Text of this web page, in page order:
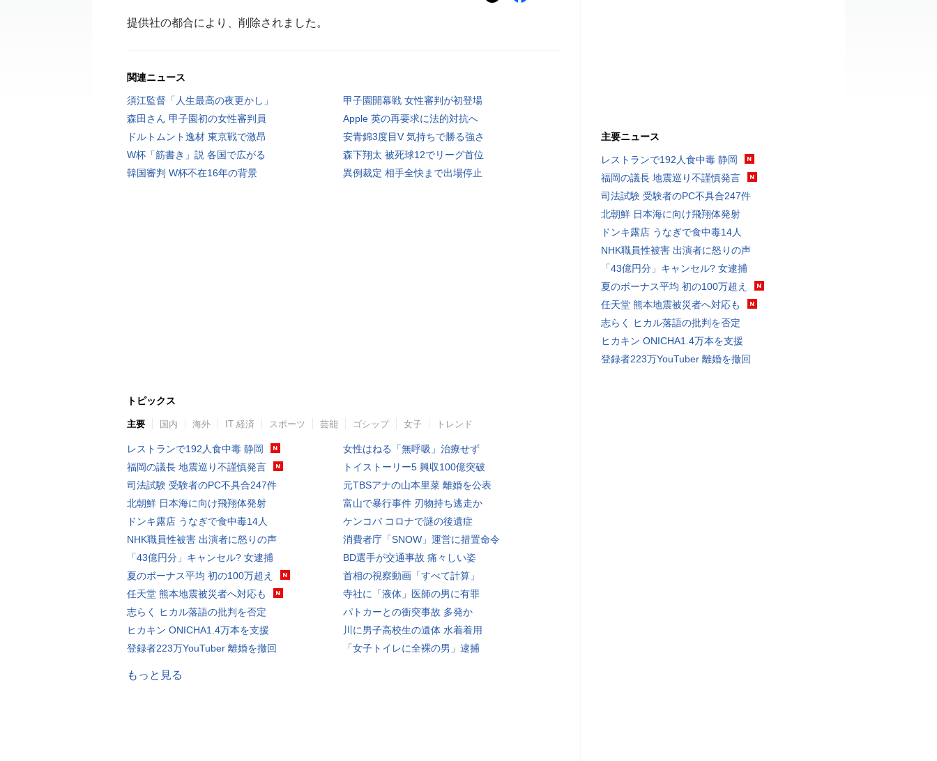
提供社の都合により、削除されました。
関連ニュース
須江監督「人生最高の夜更かし」
甲子園開幕戦 女性審判が初登場
森田さん 甲子園初の女性審判員
Apple 英の再要求に法的対抗へ
ドルトムント逸材 東京戦で激昂
安青錦3度目V 気持ちで勝る強さ
W杯「筋書き」説 各国で広がる
森下翔太 被死球12でリーグ首位
韓国審判 W杯不在16年の背景
異例裁定 相手全快まで出場停止
トピックス
主要 国内 海外 IT 経済 スポーツ 芸能 ゴシップ 女子 トレンド
レストランで192人食中毒 静岡
福岡の議長 地震巡り不謹慎発言
司法試験 受験者のPC不具合247件
北朝鮮 日本海に向け飛翔体発射
ドンキ露店 うなぎで食中毒14人
NHK職員性被害 出演者に怒りの声
「43億円分」キャンセル? 女逮捕
夏のボーナス平均 初の100万超え
任天堂 熊本地震被災者へ対応も
志らく ヒカル落語の批判を否定
ヒカキン ONICHA1.4万本を支援
登録者223万YouTuber 離婚を撤回
女性はねる「無呼吸」治療せず
トイストーリー5 興収100億突破
元TBSアナの山本里菜 離婚を公表
富山で暴行事件 刃物持ち逃走か
ケンコバ コロナで謎の後遺症
消費者庁「SNOW」運営に措置命令
BD選手が交通事故 痛々しい姿
首相の視察動画「すべて計算」
寺社に「液体」医師の男に有罪
パトカーとの衝突事故 多発か
川に男子高校生の遺体 水着着用
「女子トイレに全裸の男」逮捕
もっと見る
主要ニュース
レストランで192人食中毒 静岡
福岡の議長 地震巡り不謹慎発言
司法試験 受験者のPC不具合247件
北朝鮮 日本海に向け飛翔体発射
ドンキ露店 うなぎで食中毒14人
NHK職員性被害 出演者に怒りの声
「43億円分」キャンセル? 女逮捕
夏のボーナス平均 初の100万超え
任天堂 熊本地震被災者へ対応も
志らく ヒカル落語の批判を否定
ヒカキン ONICHA1.4万本を支援
登録者223万YouTuber 離婚を撤回